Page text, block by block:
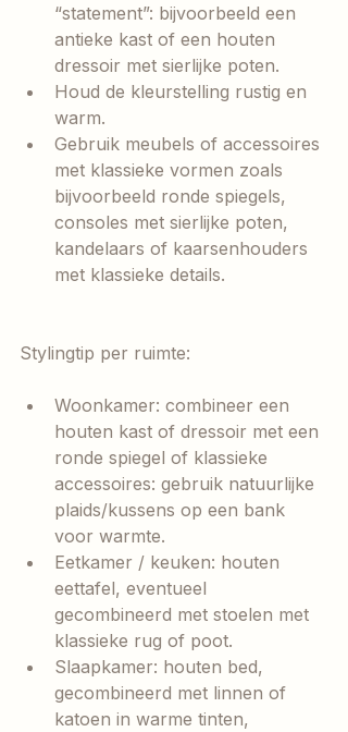
“statement”: bijvoorbeeld een
antieke kast of een houten
dressoir met sierlijke poten.
Houd de kleurstelling rustig en
warm.
Gebruik meubels of accessoires
met klassieke vormen zoals
bijvoorbeeld ronde spiegels,
consoles met sierlijke poten,
kandelaars of kaarsenhouders
met klassieke details.
Stylingtip per ruimte:
Woonkamer: combineer een
houten kast of dressoir met een
ronde spiegel of klassieke
accessoires: gebruik natuurlijke
plaids/kussens op een bank
voor warmte.
Eetkamer / keuken: houten
eettafel, eventueel
gecombineerd met stoelen met
klassieke rug of poot.
Slaapkamer: houten bed,
gecombineerd met linnen of
katoen in warme tinten,